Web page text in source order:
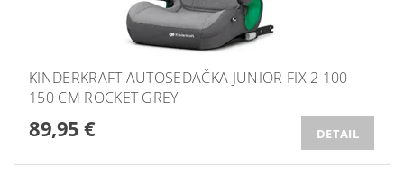
KINDERKRAFT AUTOSEDAČKA JUNIOR FIX 2 100-
150 CM ROCKET GREY
89,95 € DETAIL